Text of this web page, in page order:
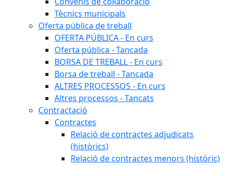
Tècnics municipals
Oferta pública de treball
OFERTA PÚBLICA - En curs
Oferta pública - Tancada
BORSA DE TREBALL - En curs
Borsa de treball - Tancada
ALTRES PROCESSOS - En curs
Altres processos - Tancats
Contractació
Contractes
Relació de contractes adjudicats
(històrics)
Relació de contractes menors (històric)